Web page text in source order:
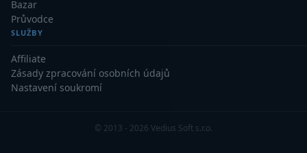
Dětské
Sportovní54
Dálkoměry a Noční vidění 17
Bazar
Průvodce
SLUŽBY
Affiliate
Zásady zpracování osobních údajů
Nastavení soukromí
© 2013 - 2026 Vedius Soft s.r.o.